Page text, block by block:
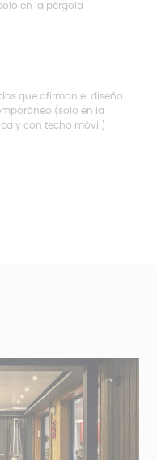
en la pérgola
que afirman el diseño
(solo en la
y con techo móvil)